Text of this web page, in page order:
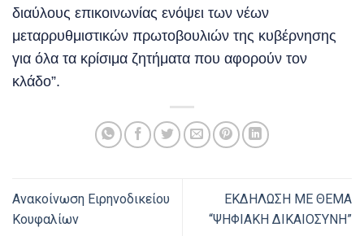
διαύλους επικοινωνίας ενόψει των νέων
μεταρρυθμιστικών πρωτοβουλιών της κυβέρνησης
για όλα τα κρίσιμα ζητήματα που αφορούν τον
κλάδο”.
Ανακοίνωση Ειρηνοδικείου
Κουφαλίων
ΕΚΔΗΛΩΣΗ ΜΕ ΘΕΜΑ
“ΨΗΦΙΑΚΗ ΔΙΚΑΙΟΣΥΝΗ”